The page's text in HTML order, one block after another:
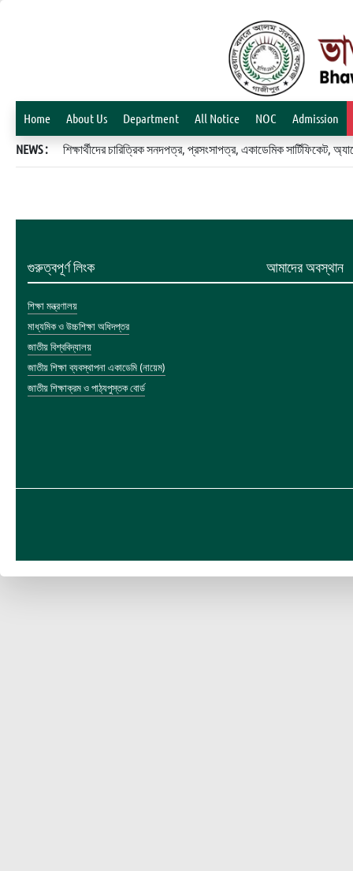
Home About Us Department All Notice NOC Admission
NEWS : শিক্ষার্থীদের চারিত্রিক সনদপত্র, প্রসংসাপত্র, একাডেমিক
গুরুত্বপূর্ণ লিংক
শিক্ষা মন্ত্রণালয়
মাধ্যমিক ও উচ্চশিক্ষা অধিদপ্তর
জাতীয় বিশ্ববিদ্যালয়
জাতীয় শিক্ষা ব্যবস্থাপনা একাডেমি (নায়েম)
জাতীয় শিক্ষাক্রম ও পাঠ্যপুস্তক বোর্ড
আমাদের অবস্থান